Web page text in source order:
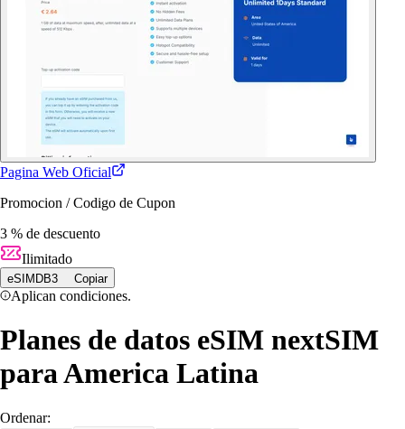
Pagina Web Oficial
Promocion / Codigo de Cupon
3 % de descuento
Ilimitado
eSIMDB3 Copiar
Aplican condiciones.
Planes de datos eSIM nextSIM
para America Latina
Ordenar: